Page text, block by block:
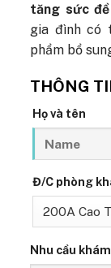
tăng sức
gia đình có
phẩm bổ
THÔNG
Họ và tên
Đ/C phòng
Nhu cầu khám